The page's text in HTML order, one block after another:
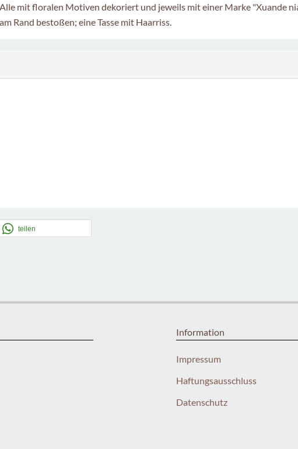
Alle mit floralen Motiven dekoriert und jeweils mit einer Marke "Xuande
Rand bestoßen; eine Tasse mit Haarriss.
teilen
Information
Impressum
Haftungsausschluss
Datenschutz